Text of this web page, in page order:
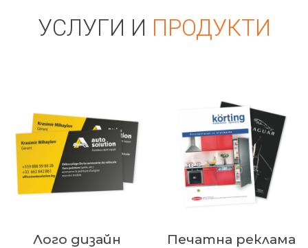
УСЛУГИ И ПРОДУКТИ
Лого дизайн Печатна реклама